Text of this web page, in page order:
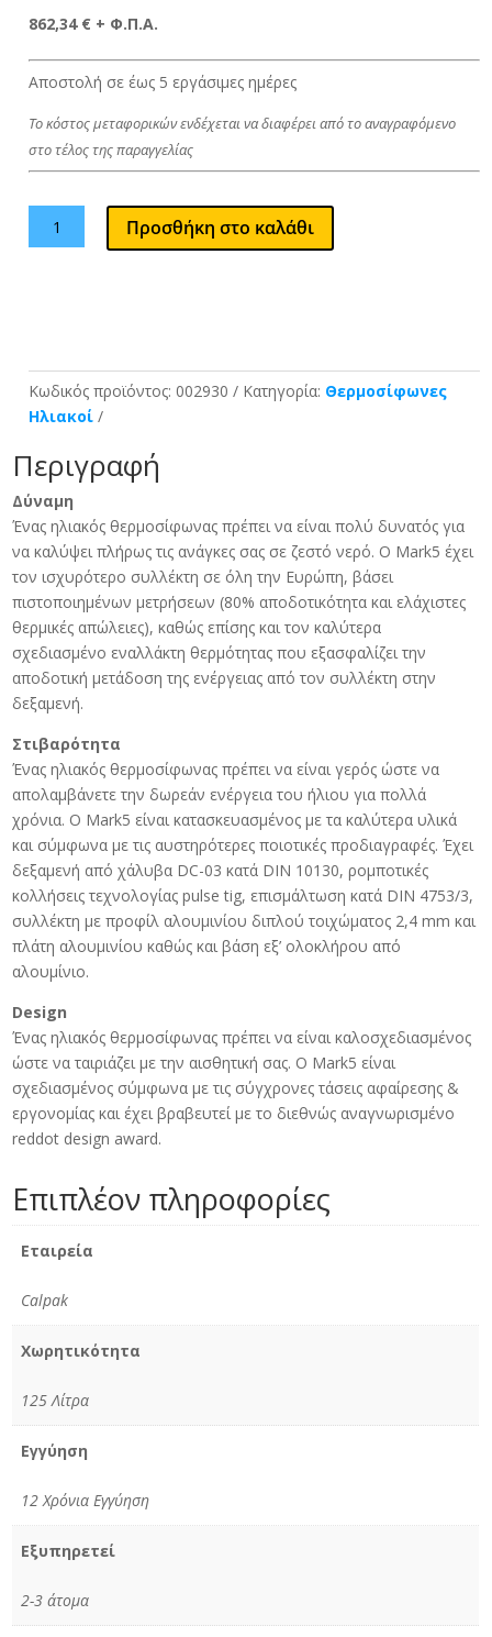
862,34 € + Φ.Π.Α.
Αποστολή σε έως 5 εργάσιμες ημέρες
Το κόστος μεταφορικών ενδέχεται να διαφέρει από το αναγραφόμενο
στο τέλος της παραγγελίας
CALPAK
Ηλιακός
125/2.1
ποσότητα
Προσθήκη στο καλάθι
Κωδικός προϊόντος: 002930 Κατηγορία: Θερμοσίφωνες
Ηλιακοί
Περιγραφή
Δύναμη
Ένας ηλιακός θερμοσίφωνας πρέπει να είναι πολύ δυνατός για
να καλύψει πλήρως τις ανάγκες σας σε ζεστό νερό. O Mark5 έχει
τον ισχυρότερο συλλέκτη σε όλη την Ευρώπη, βάσει
πιστοποιημένων μετρήσεων (80% αποδοτικότητα και ελάχιστες
θερμικές απώλειες), καθώς επίσης και τον καλύτερα
σχεδιασμένο εναλλάκτη θερμότητας που εξασφαλίζει την
αποδοτική μετάδοση της ενέργειας από τον συλλέκτη στην
δεξαμενή.
Στιβαρότητα
Ένας ηλιακός θερμοσίφωνας πρέπει να είναι γερός ώστε να
απολαμβάνετε την δωρεάν ενέργεια του ήλιου για πολλά
χρόνια. O Mark5 είναι κατασκευασμένος με τα καλύτερα υλικά
και σύμφωνα με τις αυστηρότερες ποιοτικές προδιαγραφές. Έχει
δεξαμενή από χάλυβα DC-03 κατά DIN 10130, ρομποτικές
κολλήσεις τεχνολογίας pulse tig, επισμάλτωση κατά DIN 4753/3,
συλλέκτη με προφίλ αλουμινίου διπλού τοιχώματος 2,4 mm και
πλάτη αλουμινίου καθώς και βάση εξ’ ολοκλήρου από
αλουμίνιο.
Design
Ένας ηλιακός θερμοσίφωνας πρέπει να είναι καλοσχεδιασμένος
ώστε να ταιριάζει με την αισθητική σας. O Mark5 είναι
σχεδιασμένος σύμφωνα με τις σύγχρονες τάσεις αφαίρεσης &
εργονομίας και έχει βραβευτεί με το διεθνώς αναγνωρισμένο
reddot design award.
Επιπλέον πληροφορίες
Εταιρεία
Calpak
Χωρητικότητα
125 Λίτρα
Εγγύηση
12 Χρόνια Εγγύηση
Εξυπηρετεί
2-3 άτομα